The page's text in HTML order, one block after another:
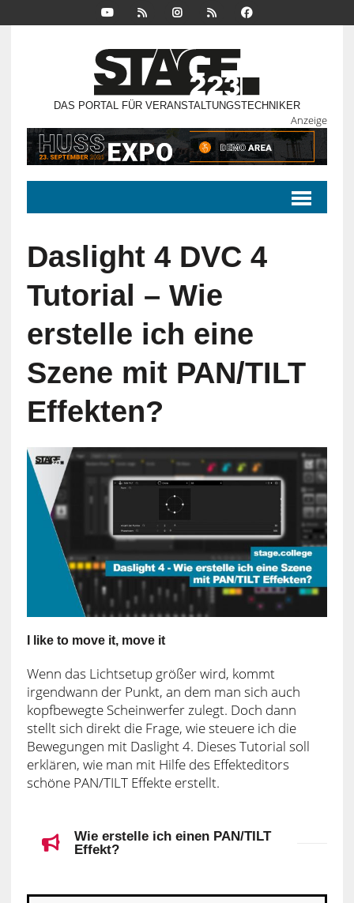
DAS PORTAL FÜR VERANSTALTUNGSTECHNIKER
Anzeige
Daslight 4 DVC 4
Tutorial – Wie
erstelle ich eine
Szene mit PAN/TILT
Effekten?
I like to move it, move it
Wenn das Lichtsetup größer wird, kommt
irgendwann der Punkt, an dem man sich auch
kopfbewegte Scheinwerfer zulegt. Doch dann
stellt sich direkt die Frage, wie steuere ich die
Bewegungen mit Daslight 4. Dieses Tutorial soll
erklären, wie man mit Hilfe des Effekteditors
schöne PAN/TILT Effekte erstellt.
Wie erstelle ich einen PAN/TILT
Effekt?